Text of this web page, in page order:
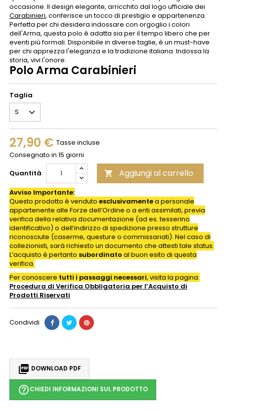
occasione. Il design elegante, arricchito dal logo ufficiale dei
Carabinieri, conferisce un tocco di prestigio e appartenenza.
Perfetta per chi desidera indossare con orgoglio i colori
dell'Arma, questa polo è adatta sia per il tempo libero che per
eventi più formali. Disponibile in diverse taglie, è un must-have
per chi apprezza l'eleganza e la tradizione italiana. Indossa la
storia, vivi l'onore.
Polo Arma Carabinieri
Taglia
27,90 € Tasse incluse
Consegnato in 15 giorni
Quantità
 Aggiungi al carrello
Avviso Importante:
Questo prodotto è venduto esclusivamentea personale
appartenente alle Forze dell’Ordine o a enti assimilati, previa
verifica della relativa documentazione (ad es. tesserino
identificativo) o dell’indirizzo di spedizione presso strutture
riconosciute (caserme, questure o commissariati). Nel caso di
collezionisti, sarà richiesto un documento che attesti tale status.
L’acquisto è pertanto subordinato al buon esito di questa
verifica.
Per conoscere tutti i passaggi necessari, visita la pagina:
Procedura di Verifica Obbligatoria per l’Acquisto di
Prodotti Riservati
Condividi
 DOWNLOAD PDF
help_outlineCHIEDI INFORMAZIONI SUL PRODOTTO